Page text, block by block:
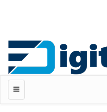
منو